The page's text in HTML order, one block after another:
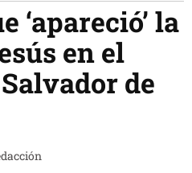
‘apareció’ la
en el
de